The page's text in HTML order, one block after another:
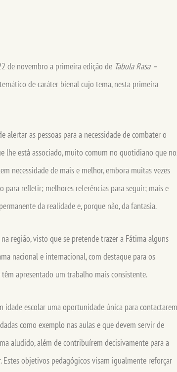
de novembro a primeira edição de Tabula Rasa –
de caráter bienal cujo tema, nesta primeira
as pessoas para a necessidade de combater o
lhe está associado, muito comum no quotidiano que
necessidade de mais e melhor, embora muitas vezes
para refletir; melhores referências para seguir; mais e
da realidade e, porque não, da fantasia.
região, visto que se pretende trazer a Fátima alguns
nacional e internacional, com destaque para os
apresentado um trabalho mais consistente.
escolar uma oportunidade única para contactarem
como exemplo nas aulas e que devem servir de
aludido, além de contribuírem decisivamente para a
objetivos pedagógicos visam igualmente reforçar